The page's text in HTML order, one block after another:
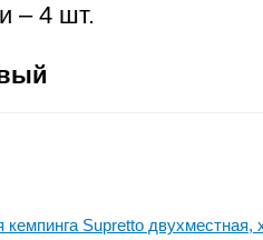
– 4 шт.
кемпинга Supretto